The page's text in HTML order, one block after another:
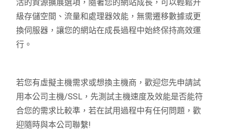
活的資源擴展選項，隨著您的網站成長，可以輕鬆升
級存儲空間、流量和處理器效能，無需遷移數據或更
換伺服器，讓您的網站在成長過程中始終保持高效運
行。
若您有虛擬主機需求或想換主機商，歡迎您先申請試
用本公司主機/SSL，先測試主機速度及效能是否能符
合您的需求比較準，若在試用過程中有任何問題，歡
迎隨時與本公司聯繫!